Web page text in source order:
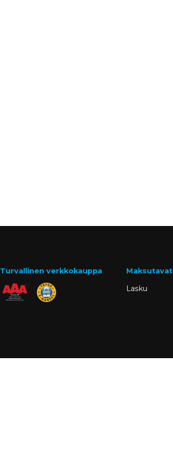
Turvallinen verkkokauppa
Maksutavat
Lasku